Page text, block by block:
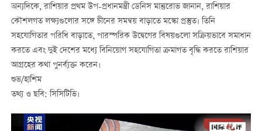
অন্যদিকে, রাশিয়ার প্রথম উপ-প্রধানমন্ত্রী ডেনিস মান্তুরোভ জানান, রাশিয়ার
কৌশলগত লক্ষ্যগুলোর সঙ্গে চীনের সমন্বয় বাড়াতে মস্কো প্রস্তুত। তিনি
সহযোগিতার পরিধি বাড়াতে, পারস্পরিক উদ্বেগের বিষয়গুলো সক্রিয়ভাবে সমাধান
করতে এবং দুই দেশের মধ্যে বিনিয়োগ সহযোগিতা ক্রমাগত বৃদ্ধি করতে রাশিয়ার
আগ্রহের কথা পুনর্ব্যক্ত করেন।
শুভ/হাশিম
তথ্য ও ছবি: সিসিটিভি।